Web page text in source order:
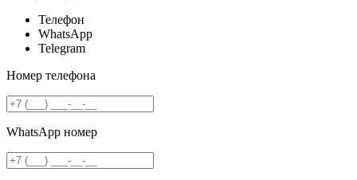
Телефон
WhatsApp
Telegram
Номер телефона
WhatsApp номер